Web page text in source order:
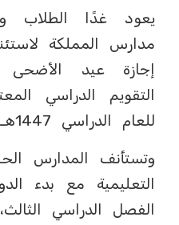
يعود غدًا الطلاب
مدارس المملكة
إجازة عيد الأضحى
التقويم الدراسي
للعام الدراسي 1447هـ.
وتستأنف المدارس
التعليمية مع بدء
الفصل الدراسي